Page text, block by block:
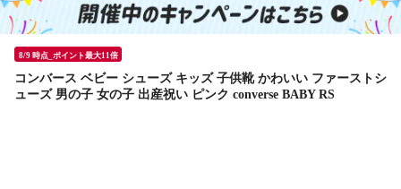
8/9 時点_ポイント最大11倍
コンバース ベビー シューズ キッズ 子供靴 かわいい ファーストシ
ューズ 男の子 女の子 出産祝い ピンク converse BABY RS